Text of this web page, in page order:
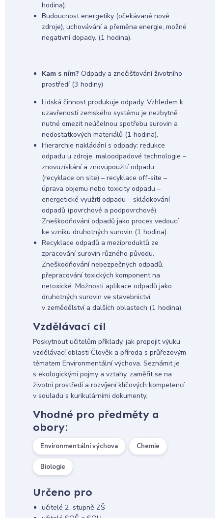
hodina).
Budoucnost energetiky (očekávané nové
zdroje), uchovávání a přeměna energie, možné
negativní dopady. (1 hodina).
Kam s ním? Odpady a znečišťování životního
prostředí (3 hodiny)
Lidská činnost produkuje odpady. Vzhledem k
uzavřenosti zemského systému je nezbytně
nutné omezit neúčelnou spotřebu surovin a
nedostatkových materiálů (1 hodina).
Hierarchie nakládání s odpady: redukce
odpadu u zdroje, maloodpadové technologie –
znovuzískání a znovupoužití odpadu
(recyklace on site) – recyklace off-site –
úprava objemu nebo toxicity odpadu –
energetické využití odpadu – skládkování
odpadů (povrchové a podpovrchové).
Zneškodňování odpadů jako proces vedoucí
ke vzniku druhotných surovin (1 hodina).
Recyklace odpadů a meziproduktů ze
zpracování surovin různého původu.
Zneškodňování nebezpečných odpadů,
přepracování toxických komponent na
netoxické. Možnosti aplikace odpadů jako
druhotných surovin ve stavebnictví,
v zemědělství a dalších oblastech (1 hodina).
Vzdělávací cíl
Poskytnout učitelům příklady, jak propojit výuku
vzdělávací oblasti Člověk a příroda s průřezovým
tématem Environmentální výchova. Seznámit je
s ekologickými pojmy a vztahy, zaměřit se na
životní prostředí a rozvíjení klíčových kompetencí
v souladu s kurikulárními dokumenty.
Vhodné pro předměty a
obory:
Environmentální výchova Chemie
Biologie
Určeno pro
učitelé 2. stupně ZŠ